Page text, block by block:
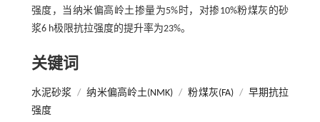
强度，当纳米偏高岭土掺量为5%时，对掺10%粉煤灰的砂
浆6 h极限抗拉强度的提升率为23%。
关键词
水泥砂浆 / 纳米偏高岭土(NMK) / 粉煤灰(FA) / 早期抗拉
强度